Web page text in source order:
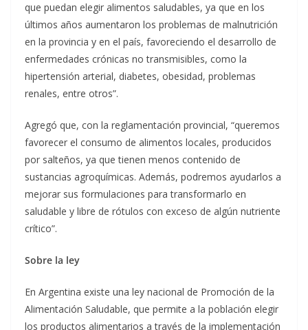
que puedan elegir alimentos saludables, ya que en los
últimos años aumentaron los problemas de malnutrición
en la provincia y en el país, favoreciendo el desarrollo de
enfermedades crónicas no transmisibles, como la
hipertensión arterial, diabetes, obesidad, problemas
renales, entre otros”.
Agregó que, con la reglamentación provincial, “queremos
favorecer el consumo de alimentos locales, producidos
por salteños, ya que tienen menos contenido de
sustancias agroquímicas. Además, podremos ayudarlos a
mejorar sus formulaciones para transformarlo en
saludable y libre de rótulos con exceso de algún nutriente
crítico”.
Sobre la ley
En Argentina existe una ley nacional de Promoción de la
Alimentación Saludable, que permite a la población elegir
los productos alimentarios a través de la implementación